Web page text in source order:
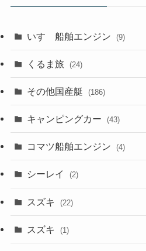
いすゞ船舶エンジン (9)
くるま旅 (24)
その他国産艇 (186)
キャンピングカー (43)
コマツ船舶エンジン (4)
シーレイ (2)
スズキ (22)
スズキ (1)